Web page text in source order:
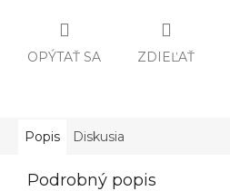
OPÝTAŤ SA ZDIEĽAŤ
Popis Diskusia
Podrobný popis